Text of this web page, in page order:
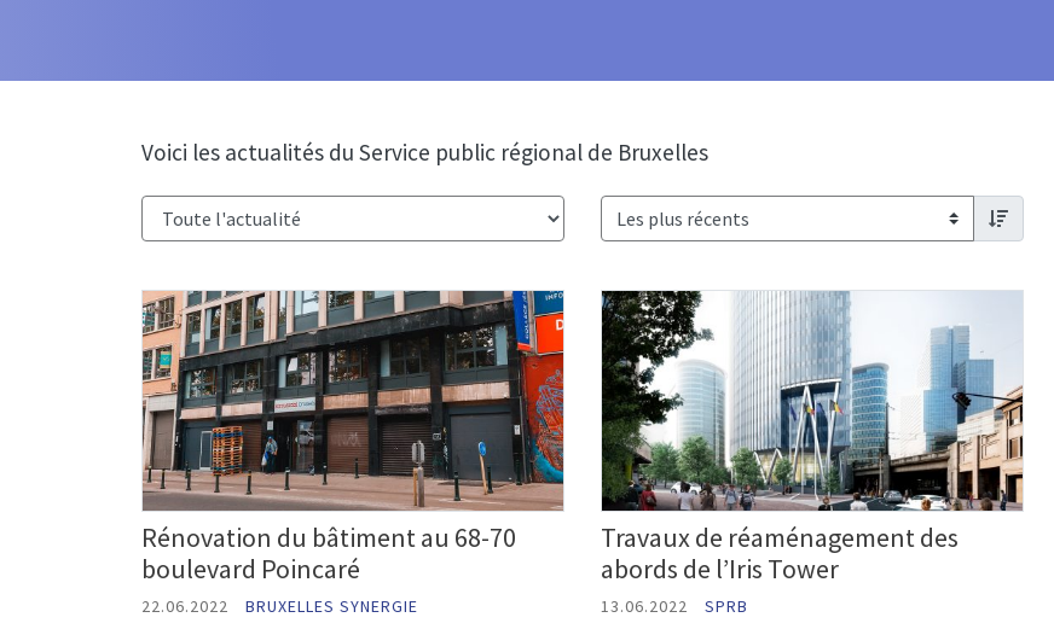
Voici les actualités du Service public régional de Bruxelles
Catégorie :
order by
Rénovation du bâtiment au 68-70
boulevard Poincaré
22.06.2022 BRUXELLES SYNERGIE
Travaux de réaménagement des
abords de l’Iris Tower
13.06.2022 SPRB